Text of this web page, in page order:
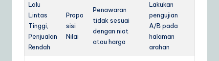
Lalu
Lintas
Tinggi,
Penjualan
Rendah
Propo
sisi
Nilai
Penawaran
tidak sesuai
dengan niat
atau harga
Lakukan
pengujian
A/B pada
halaman
arahan